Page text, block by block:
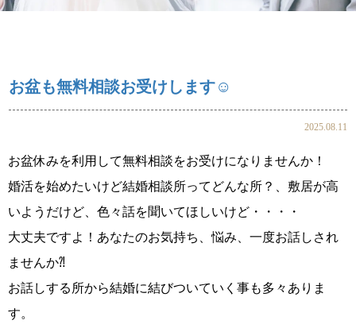
お盆も無料相談お受けします☺
2025.08.11
お盆休みを利用して無料相談をお受けになりませんか！
婚活を始めたいけど結婚相談所ってどんな所？、敷居が高
いようだけど、色々話を聞いてほしいけど・・・・
大丈夫ですよ！あなたのお気持ち、悩み、一度お話しされ
ませんか⁈
お話しする所から結婚に結びついていく事も多々ありま
す。